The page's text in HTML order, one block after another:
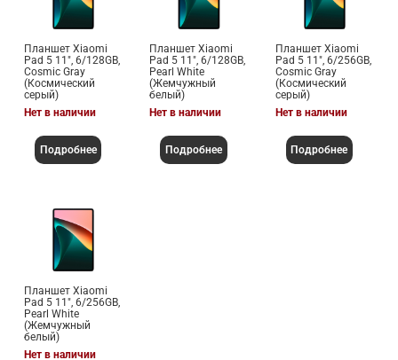
Планшет Xiaomi
Pad 5 11", 6/128GB,
Cosmic Gray
(Космический
серый)
Нет в наличии
Подробнее
Планшет Xiaomi
Pad 5 11", 6/128GB,
Pearl White
(Жемчужный
белый)
Нет в наличии
Подробнее
Планшет Xiaomi
Pad 5 11", 6/256GB,
Cosmic Gray
(Космический
серый)
Нет в наличии
Подробнее
Планшет Xiaomi
Pad 5 11", 6/256GB,
Pearl White
(Жемчужный
белый)
Нет в наличии